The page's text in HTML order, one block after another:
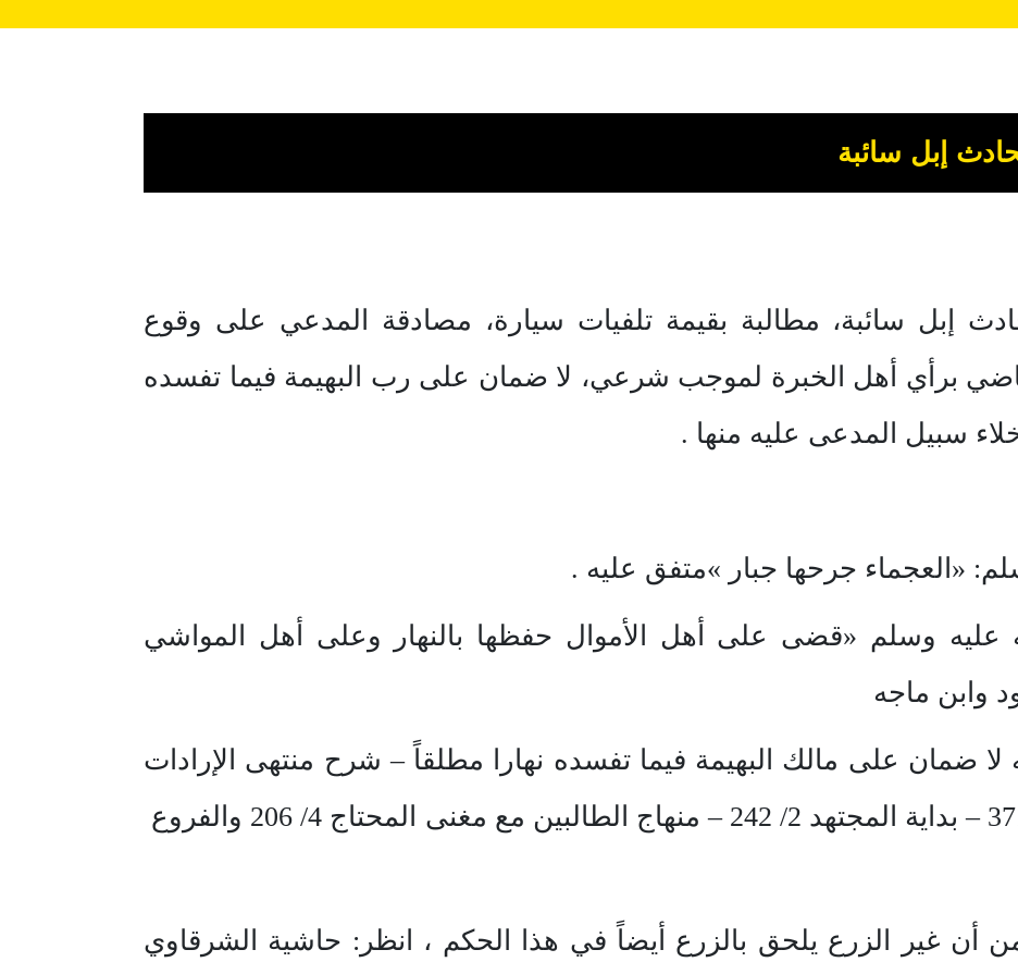
إبل سائبة
إبل سائبة، مطالبة بقيمة تلفيات سيارة، مصادقة المدعي على وقوع
برأي أهل الخبرة لموجب شرعي، لا ضمان على رب البهيمة فيما تفسده
سبيل المدعى عليه منها .
وسلم «قضى على أهل الأموال حفظها بالنهار وعلى أهل المواشي
وابن ماجه
لا ضمان على مالك البهيمة فيما تفسده نهارا مطلقاً – شرح منتهى الإرادات
2/ 338 – كشاف القناع 2/ 371 – بداية المجتهد 2/ 242 – منهاج الطالبين مع مغنى المحتاج 4/ 206 والفروع
أن غير الزرع يلحق بالزرع أيضاً في هذا الحكم ، انظر: حاشية الشرقاوي